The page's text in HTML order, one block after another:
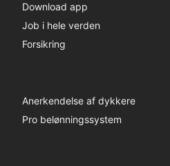
Download app
Job i hele verden
Forsikring
Anerkendelse af dykkere
Pro belønningssystem